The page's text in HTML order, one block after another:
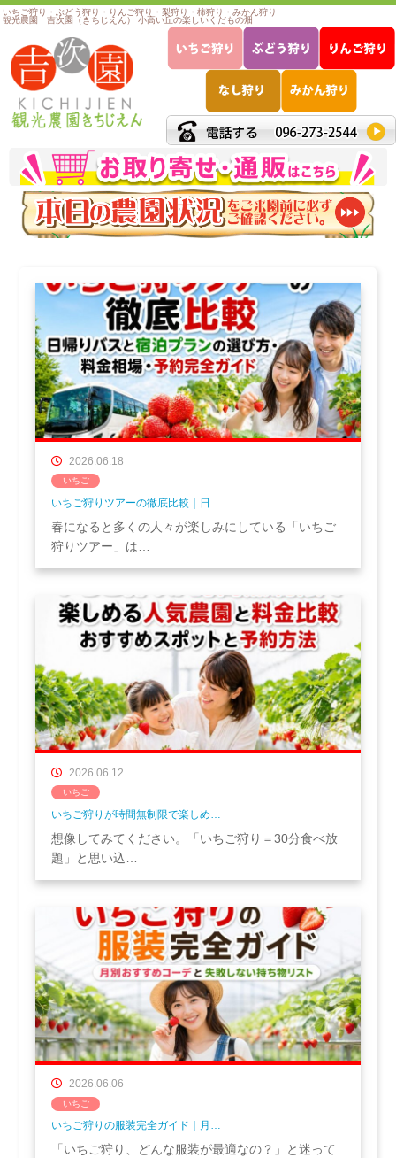
いちご狩り・ぶどう狩り・りんご狩り・梨狩り・柿狩り・みかん狩り
観光農園 吉次園（きちじえん） 小高い丘の楽しいくだもの畑
2026.06.18
いちご
いちご狩りツアーの徹底比較｜日…
春になると多くの人々が楽しみにしている「いちご
狩りツアー」は…
2026.06.12
いちご
いちご狩りが時間無制限で楽しめ…
想像してみてください。「いちご狩り＝30分食べ放
題」と思い込…
2026.06.06
いちご
いちご狩りの服装完全ガイド｜月…
「いちご狩り、どんな服装が最適なの？」と迷って